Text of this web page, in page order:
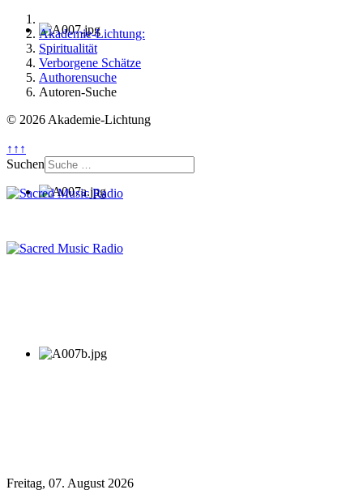
Akademie-Lichtung:
Spiritualität
Verborgene Schätze
Authorensuche
Autoren-Suche
© 2026 Akademie-Lichtung
↑↑↑
Suchen
Freitag, 07. August 2026